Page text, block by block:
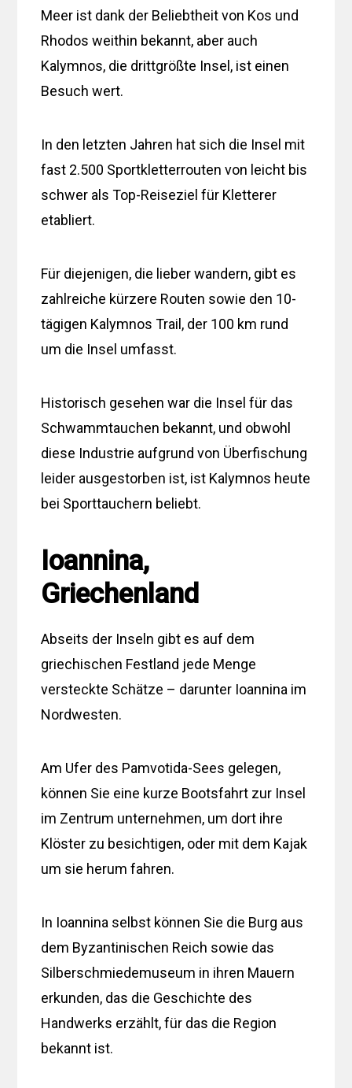
Meer ist dank der Beliebtheit von Kos und
Rhodos weithin bekannt, aber auch
Kalymnos, die drittgrößte Insel, ist einen
Besuch wert.
In den letzten Jahren hat sich die Insel mit
fast 2.500 Sportkletterrouten von leicht bis
schwer als Top-Reiseziel für Kletterer
etabliert.
Für diejenigen, die lieber wandern, gibt es
zahlreiche kürzere Routen sowie den 10-
tägigen Kalymnos Trail, der 100 km rund
um die Insel umfasst.
Historisch gesehen war die Insel für das
Schwammtauchen bekannt, und obwohl
diese Industrie aufgrund von Überfischung
leider ausgestorben ist, ist Kalymnos heute
bei Sporttauchern beliebt.
Ioannina,
Griechenland
Abseits der Inseln gibt es auf dem
griechischen Festland jede Menge
versteckte Schätze – darunter Ioannina im
Nordwesten.
Am Ufer des Pamvotida-Sees gelegen,
können Sie eine kurze Bootsfahrt zur Insel
im Zentrum unternehmen, um dort ihre
Klöster zu besichtigen, oder mit dem Kajak
um sie herum fahren.
In Ioannina selbst können Sie die Burg aus
dem Byzantinischen Reich sowie das
Silberschmiedemuseum in ihren Mauern
erkunden, das die Geschichte des
Handwerks erzählt, für das die Region
bekannt ist.